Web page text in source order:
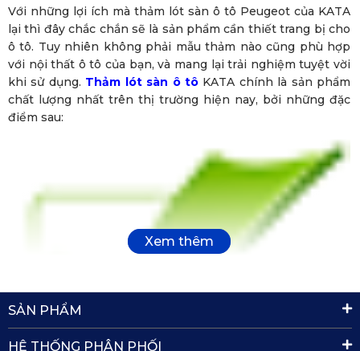
Với những lợi ích mà thảm lót sàn ô tô Peugeot của KATA
lại thì đây chắc chắn sẽ là sản phẩm cần thiết trang bị cho
ô tô. Tuy nhiên không phải mẫu thảm nào cũng phù hợp
với nội thất ô tô của bạn, và mang lại trải nghiệm tuyệt vời
khi sử dụng. Thảm lót sàn ô tôKATA chính là sản phẩm
chất lượng nhất trên thị trường hiện nay, bởi những đặc
điểm sau:
SẢN PHẨM
HỆ THỐNG PHÂN PHỐI